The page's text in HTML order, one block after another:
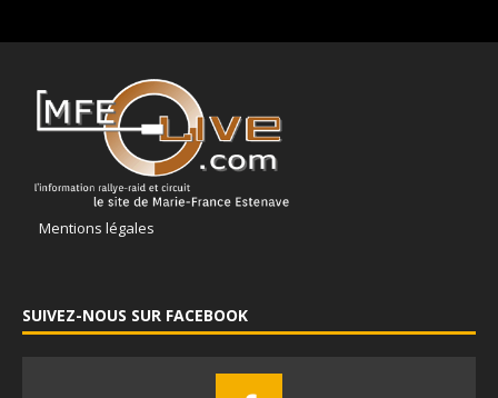
Mentions légales
SUIVEZ-NOUS SUR FACEBOOK